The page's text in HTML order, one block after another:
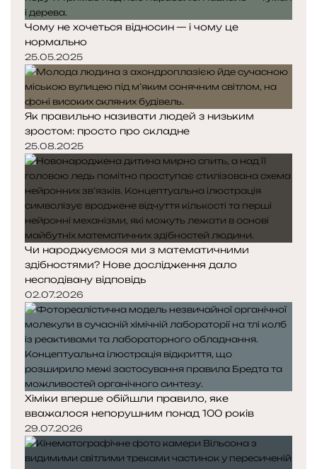
Чому не хочеться відносин — і чому це
нормально
25.05.2025
Як правильно називати людей з низьким
зростом: просто про складне
25.08.2025
Чи народжуємося ми з математичними
здібностями? Нове дослідження дало
несподівану відповідь
02.07.2026
Хіміки вперше обійшли правило, яке
вважалося непорушним понад 100 років
29.07.2026